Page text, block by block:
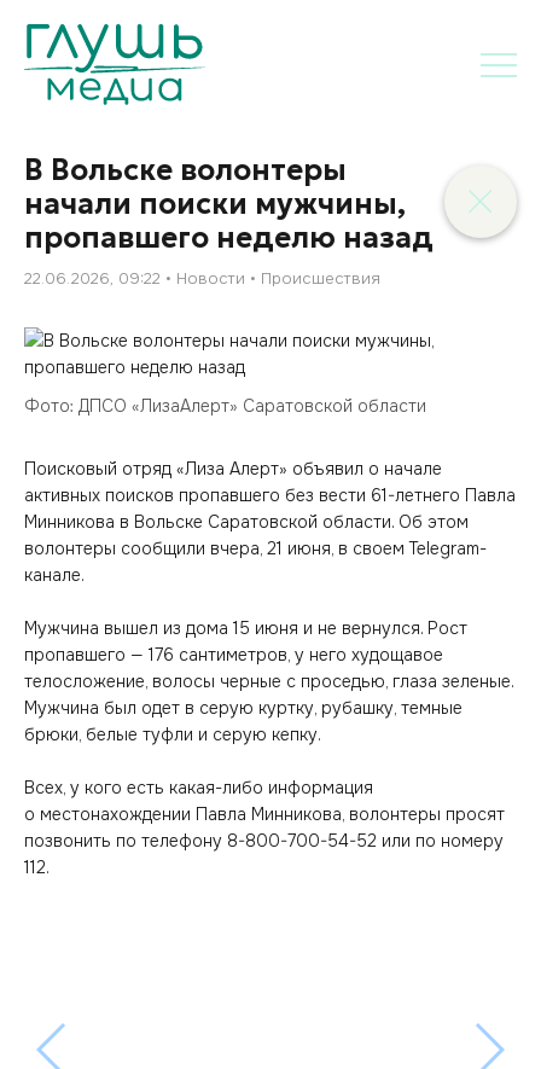
В Вольске волонтеры
начали поиски мужчины,
пропавшего неделю назад
22.06.2026, 09:22 Новости Происшествия
Фото: ДПСО «ЛизаАлерт» Саратовской области
Поисковый отряд «Лиза Алерт» объявил о начале
активных поисков пропавшего без вести 61-летнего Павла
Минникова в Вольске Саратовской области. Об этом
волонтеры сообщили вчера, 21 июня, в своем Telegram-
канале.
Мужчина вышел из дома 15 июня и не вернулся. Рост
пропавшего — 176 сантиметров, у него худощавое
телосложение, волосы черные с проседью, глаза зеленые.
Мужчина был одет в серую куртку, рубашку, темные
брюки, белые туфли и серую кепку.
Всех, у кого есть какая-либо информация
о местонахождении Павла Минникова, волонтеры просят
позвонить по телефону 8-800-700-54-52 или по номеру
112.